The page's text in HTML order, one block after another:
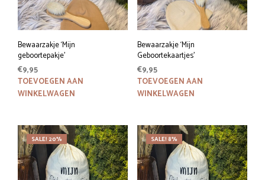
Bewaarzakje ‘Mijn
geboortepakje’
€9,95
TOEVOEGEN AAN
WINKELWAGEN
Bewaarzakje ‘Mijn
Geboortekaartjes’
€9,95
TOEVOEGEN AAN
WINKELWAGEN
SALE! 20% SALE! 8%